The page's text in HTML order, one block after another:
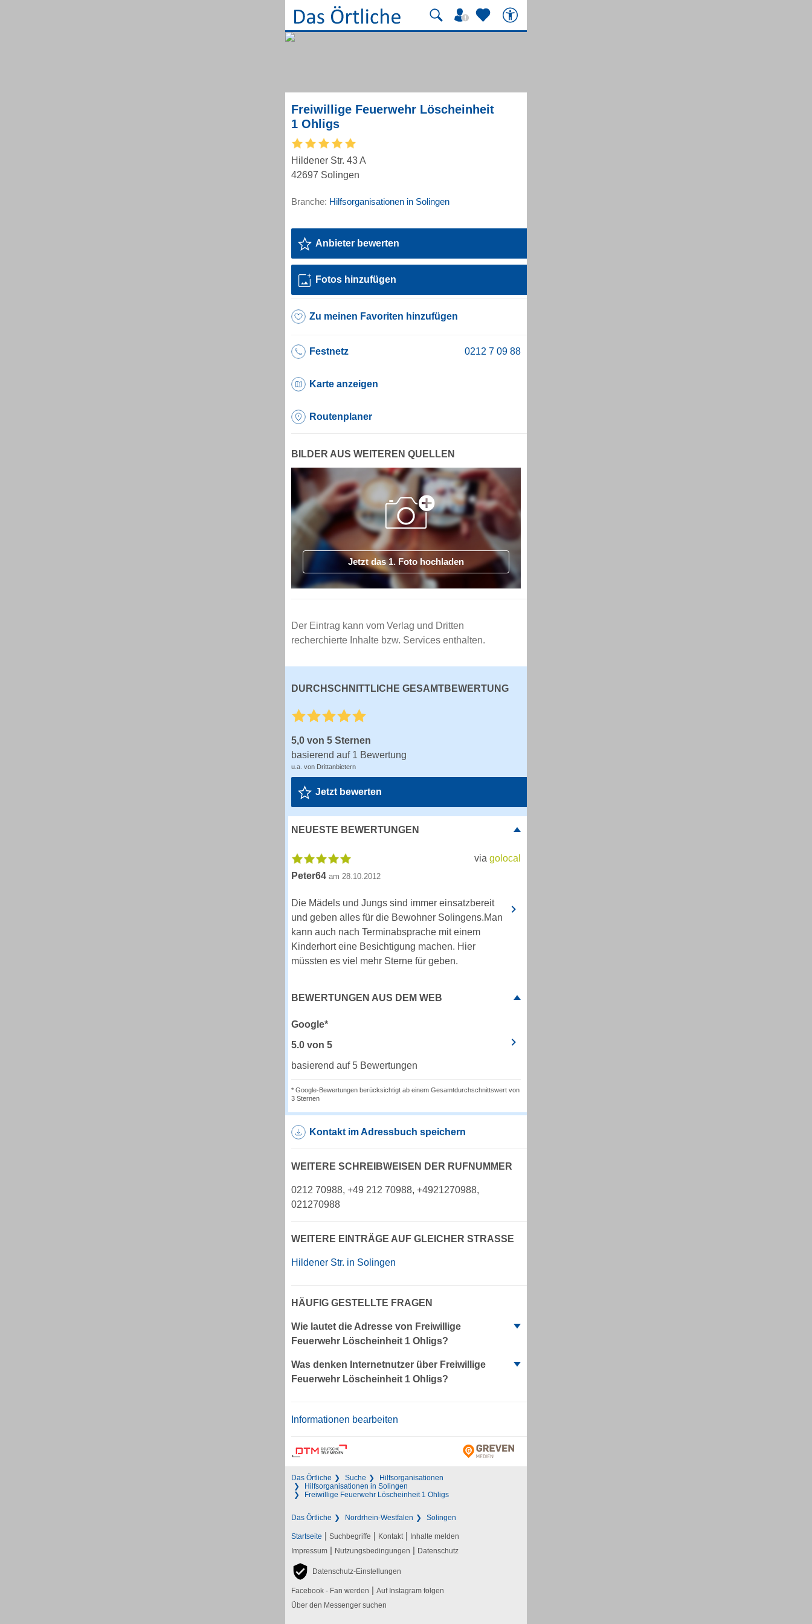
Freiwillige Feuerwehr Löscheinheit
1 Ohligs
Hildener Str. 43 A
42697 Solingen
Branche: Hilfsorganisationen in Solingen
Anbieter bewerten
Fotos hinzufügen
Zu meinen Favoriten hinzufügen
Festnetz
Karte anzeigen
Routenplaner
BILDER AUS WEITEREN QUELLEN
Jetzt das 1. Foto hochladen
Der Eintrag kann vom Verlag und Dritten
recherchierte Inhalte bzw. Services enthalten.
DURCHSCHNITTLICHE GESAMTBEWERTUNG
5,0 von 5 Sternen
basierend auf 1 Bewertung
u.a. von Drittanbietern
Jetzt bewerten
NEUESTE BEWERTUNGEN
via golocal
Peter64 am 28.10.2012
Die Mädels und Jungs sind immer einsatzbereit
und geben alles für die Bewohner Solingens.Man
kann auch nach Terminabsprache mit einem
Kinderhort eine Besichtigung machen. Hier
müssten es viel mehr Sterne für geben.
BEWERTUNGEN AUS DEM WEB
Google*
5.0 von 5
basierend auf 5 Bewertungen
* Google-Bewertungen berücksichtigt ab einem Gesamtdurchschnittswert von
3 Sternen
Kontakt im Adressbuch speichern
WEITERE SCHREIBWEISEN DER RUFNUMMER
0212 70988, +49 212 70988, +4921270988,
021270988
WEITERE EINTRÄGE AUF GLEICHER STRASSE
Hildener Str. in Solingen
HÄUFIG GESTELLTE FRAGEN
Wie lautet die Adresse von Freiwillige
Feuerwehr Löscheinheit 1 Ohligs?
Was denken Internetnutzer über Freiwillige
Feuerwehr Löscheinheit 1 Ohligs?
Informationen bearbeiten
Das Örtliche Suche
Hilfsorganisationen
Hilfsorganisationen in Solingen
Freiwillige Feuerwehr Löscheinheit 1 Ohligs
Das Örtliche Nordrhein-Westfalen Solingen
Startseite | Suchbegriffe | Kontakt | Inhalte melden
Impressum | Nutzungsbedingungen | Datenschutz
Datenschutz-Einstellungen
Facebook - Fan werden | Auf Instagram folgen
Über den Messenger suchen